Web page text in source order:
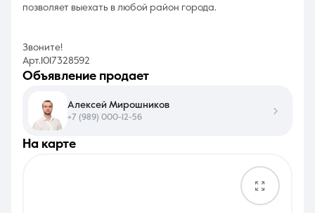
позволяет выехать в любой район города.
Звоните!
Арт.1017328592
на карте
объявление продает
Алексей Мирошников
+7 (989) 000-12-56